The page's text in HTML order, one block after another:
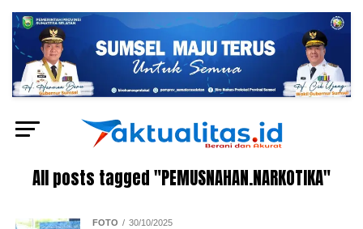
All posts tagged "PEMUSNAHAN.NARKOTIKA"
FOTO 30/10/2025